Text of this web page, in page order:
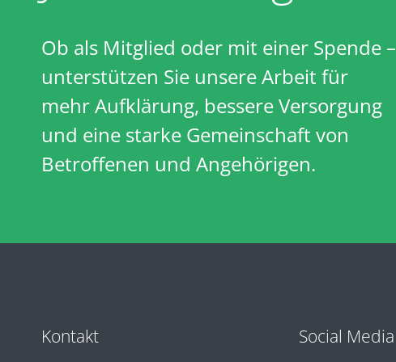
Ob als Mitglied oder mit einer Spende –
unterstützen Sie unsere Arbeit für
mehr Aufklärung, bessere Versorgung
und eine starke Gemeinschaft von
Betroffenen und Angehörigen.
Kontakt Social Media